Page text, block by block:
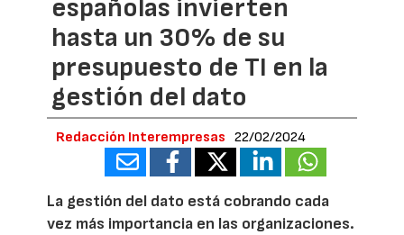
españolas invierten
hasta un 30% de su
presupuesto de TI en la
gestión del dato
Redacción Interempresas 22/02/2024
La gestión del dato está cobrando cada
vez más importancia en las organizaciones.